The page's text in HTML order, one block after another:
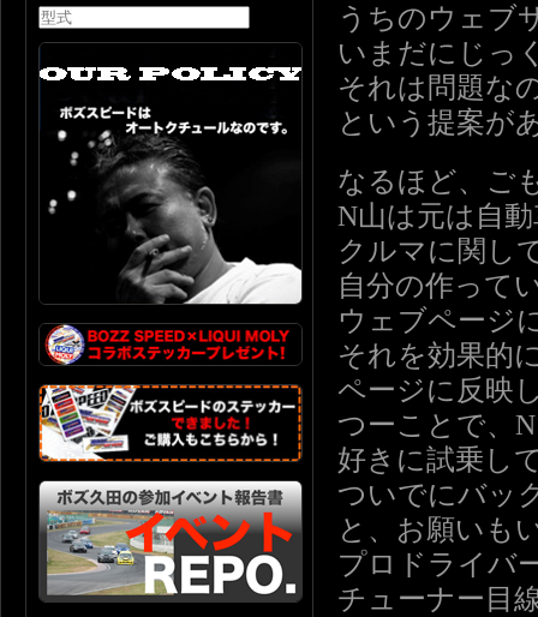
うちのウェブ
いまだにじっ
それは問題な
という提案が
なるほど、ご
N山は元は自
クルマに関し
自分の作って
ウェブページ
それを効果的
ページに反映
つーことで、
好きに試乗し
ついでにバッ
と、お願いも
プロドライバ
チューナー目